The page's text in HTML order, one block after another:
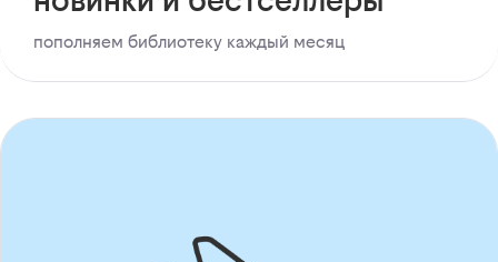
пополняем библиотеку каждый месяц